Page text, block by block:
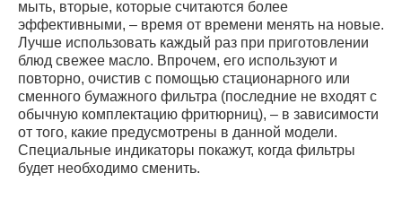
мыть, вторые, которые считаются более
эффективными, – время от времени менять на новые.
Лучше использовать каждый раз при приготовлении
блюд свежее масло. Впрочем, его используют и
повторно, очистив с помощью стационарного или
сменного бумажного фильтра (последние не входят с
обычную комплектацию фритюрниц), – в зависимости
от того, какие предусмотрены в данной модели.
Специальные индикаторы покажут, когда фильтры
будет необходимо сменить.